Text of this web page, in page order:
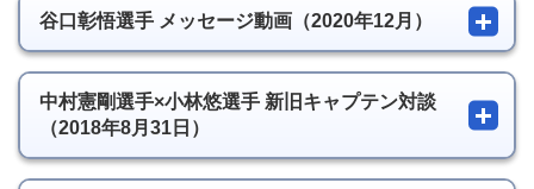
谷口彰悟選手 メッセージ動画（2020年12月）
中村憲剛選手×小林悠選手 新旧キャプテン対談
（2018年8月31日）